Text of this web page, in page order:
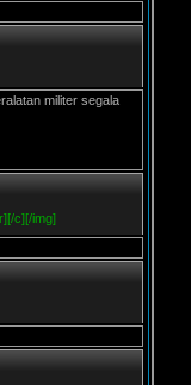
militer segala
c][/img]